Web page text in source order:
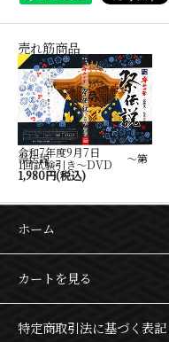
売れ筋商品
令和7年度9月7日
祭伝説 ～第
1回試験引き～DVD
1,980円(税込)
ホーム
カートを見る
特定商取引法に基づく表記